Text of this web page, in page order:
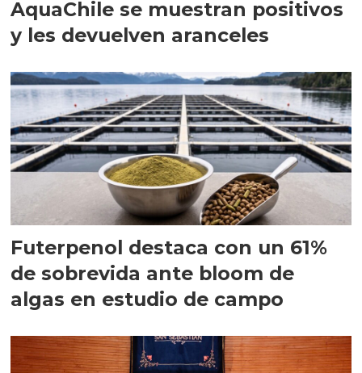
AquaChile se muestran positivos
y les devuelven aranceles
Futerpenol destaca con un 61%
de sobrevida ante bloom de
algas en estudio de campo